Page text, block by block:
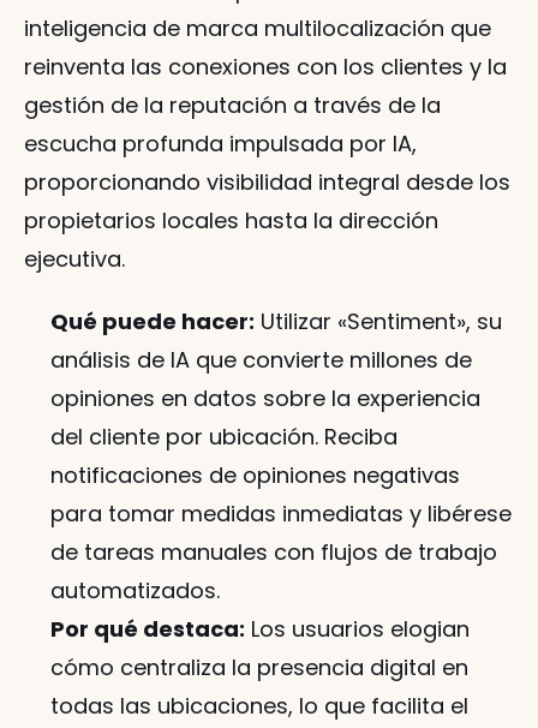
inteligencia de marca multilocalización que
reinventa las conexiones con los clientes y la
gestión de la reputación a través de la
escucha profunda impulsada por IA,
proporcionando visibilidad integral desde los
propietarios locales hasta la dirección
ejecutiva.
Qué puede hacer: Utilizar «Sentiment», su
análisis de IA que convierte millones de
opiniones en datos sobre la experiencia
del cliente por ubicación. Reciba
notificaciones de opiniones negativas
para tomar medidas inmediatas y libérese
de tareas manuales con flujos de trabajo
automatizados.
Por qué destaca: Los usuarios elogian
cómo centraliza la presencia digital en
todas las ubicaciones, lo que facilita el